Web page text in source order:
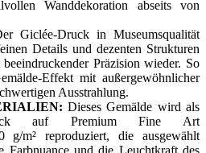
Wanddekoration abseits von
Giclée-Druck in Museumsqualität
Details und dezenten Strukturen
Präzision wieder. So
Effekt mit außergewöhnlicher
Ausstrahlung.
Dieses Gemälde wird als
auf Premium Fine Art
g/m² reproduziert, die ausgewählt
Farbnuance und die Leuchtkraft des